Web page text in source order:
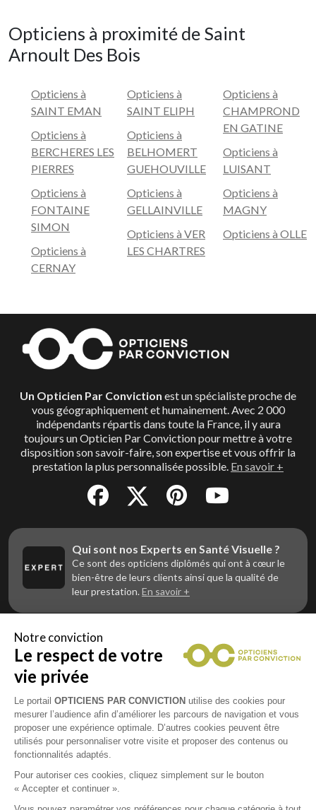
Opticiens à proximité de Saint
Arnoult Des Bois
Opticiens à
SAINT EMAN
Opticiens à
BERCHERES LES
PIERRES
Opticiens à
FONTAINE
SIMON
Opticiens à
CERNAY
Opticiens à
SAINT ELIPH
Opticiens à
BELHOMERT
GUEHOUVILLE
Opticiens à
GELLAINVILLE
Opticiens à VER
LES CHARTRES
Opticiens à
CHAMPROND
EN GATINE
Opticiens à
LUISANT
Opticiens à
MAGNY
Opticiens à OLLE
Un Opticien Par Conviction est un spécialiste proche de
vous géographiquement et humainement. Avec 2 000
indépendants répartis dans toute la France, il y aura
toujours un Opticien Par Conviction pour mettre à votre
disposition son savoir-faire, son expertise et vous offrir la
prestation la plus personnalisée possible. En savoir +
Qui sont nos Experts en Santé Visuelle ?
Ce sont des opticiens diplômés qui ont à cœur le
bien-être de leurs clients ainsi que la qualité de
leur prestation. En savoir +
Vous êtes un professionnel de la vue et
vous souhaitez nous rejoindre ?
Contactez Alliance Optic, la centrale d’achats et
d’accompagnement des opticiens indépendants
Notre conviction
Le respect de votre
vie privée
Le portail OPTICIENS PAR CONVICTION utilise des cookies pour
mesurer l’audience afin d’améliorer les parcours de navigation et vous
proposer une expérience optimale. D’autres cookies peuvent être
utilisés pour personnaliser votre visite et proposer des contenus ou
fonctionnalités adaptés.
Pour autoriser ces cookies, cliquez simplement sur le bouton
« Accepter et continuer ».